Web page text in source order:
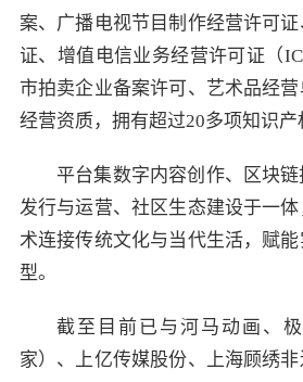
案、广播电视节目制作经营许可
证、增值电信业务经营许可证（
市拍卖企业备案许可、艺术品经
经营资质，拥有超过20多项知识产
平台集数字内容创作、区块
发行与运营、社区生态建设于一
术连接传统文化与当代生活，赋
型。
截至目前已与河马动画、
家）、上亿传媒股份、上海顾绣